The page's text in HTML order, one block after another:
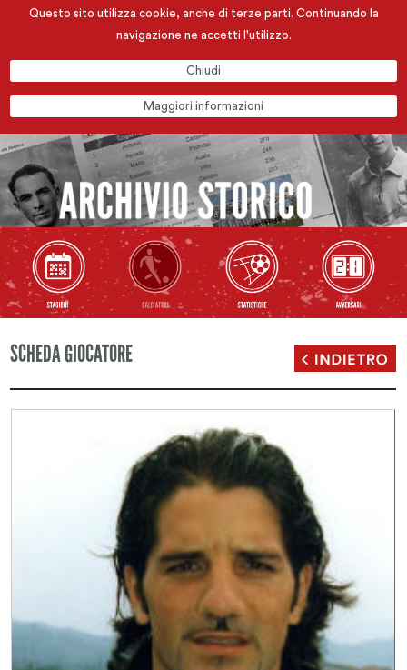
Questo sito utilizza cookie, anche di terze parti. Continuando la
navigazione ne accetti l'utilizzo.
Chiudi
Maggiori informazioni
SCHEDA GIOCATORE